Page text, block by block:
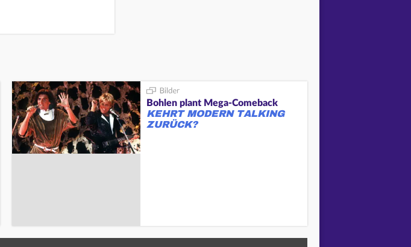
Bohlen plant Mega-Comeback
KEHRT MODERN TALKING
ZURÜCK?